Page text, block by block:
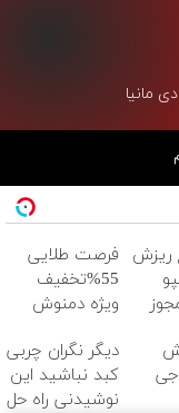
ریزش
فرصت طلایی
55%تخفیف
ویژه دمنوش
دیگر نگران چربی
کبد نباشید این
نوشیدنی راه حل